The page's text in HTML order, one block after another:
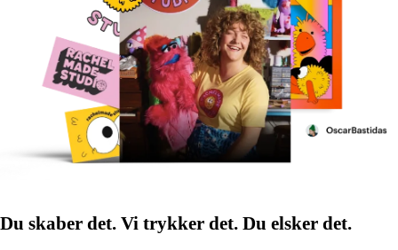
Du skaber det. Vi trykker det. Du elsker det.